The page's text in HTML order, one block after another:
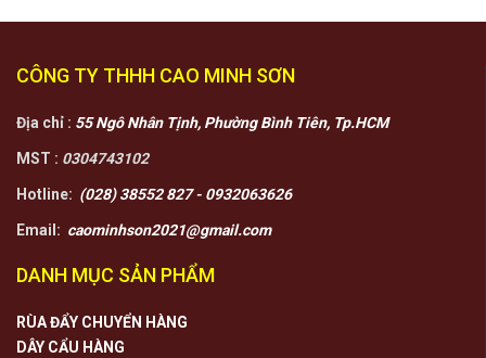
CÔNG TY THHH CAO MINH SƠN
Địa chỉ : 55 Ngô Nhân Tịnh, Phường Bình Tiên, Tp.HCM
MST : 0304743102
Hotline: (028) 38552 827 - 0932063626
Email: caominhson2021@gmail.com
DANH MỤC SẢN PHẨM
RÙA ĐẨY CHUYỂN HÀNG
DÂY CẨU HÀNG